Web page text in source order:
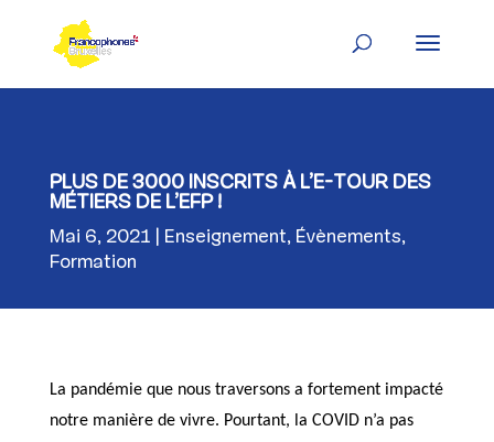
content
PLUS DE 3000 INSCRITS À L’E-TOUR DES
MÉTIERS DE L’EFP !
Mai 6, 2021 Enseignement, Évènements,
Formation
La pandémie que nous traversons a fortement impacté
notre manière de vivre. Pourtant, la COVID n’a pas